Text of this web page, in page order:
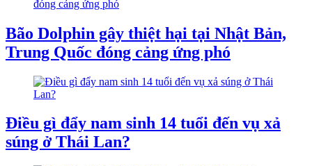
Bão Dolphin gây thiệt hại tại Nhật Bản,
Trung Quốc đóng cảng ứng phó
Điều gì đẩy nam sinh 14 tuổi đến vụ xả
súng ở Thái Lan?